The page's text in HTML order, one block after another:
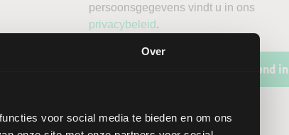
Over
voor social media te bieden en om ons
persoonsgegevens vindt u in ons
privacybeleid .
Schrijf u vrijblijvend in